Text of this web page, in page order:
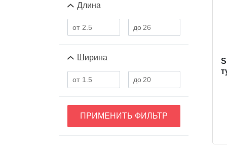
Длина
Ширина
ПРИМЕНИТЬ ФИЛЬТР